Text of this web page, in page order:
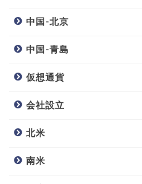
中国-北京
中国-青島
仮想通貨
会社設立
北米
南米